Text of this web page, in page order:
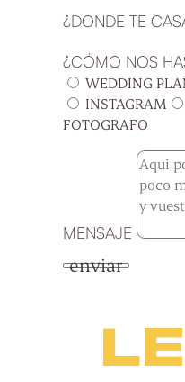
¿DONDE TE
¿CÓMO NOS
WEDDING
INSTAGRAM
FOTOGRAFO
MENSAJE
enviar